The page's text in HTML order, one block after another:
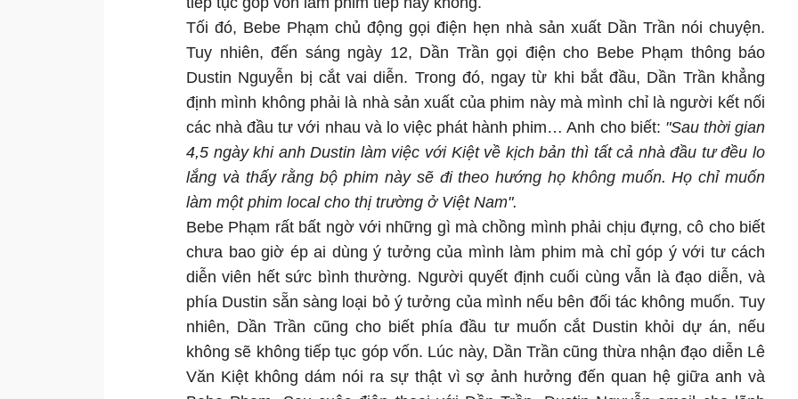
Tối đó, Bebe Phạm chủ động gọi điện hẹn nhà sản xuất Dần Trần nói chuyện.
Tuy nhiên, đến sáng ngày 12, Dần Trần gọi điện cho Bebe Phạm thông báo
Dustin Nguyễn bị cắt vai diễn. Trong đó, ngay từ khi bắt đầu, Dần Trần khẳng
định mình không phải là nhà sản xuất của phim này mà mình chỉ là người kết nối
các nhà đầu tư với nhau và lo việc phát hành phim… Anh cho biết: "Sau thời gian
4,5 ngày khi anh Dustin làm việc với Kiệt về kịch bản thì tất cả nhà đầu tư đều lo
lắng và thấy rằng bộ phim này sẽ đi theo hướng họ không muốn. Họ chỉ muốn
làm một phim local cho thị trường ở Việt Nam".
Bebe Phạm rất bất ngờ với những gì mà chồng mình phải chịu đựng, cô cho biết
chưa bao giờ ép ai dùng ý tưởng của mình làm phim mà chỉ góp ý với tư cách
diễn viên hết sức bình thường. Người quyết định cuối cùng vẫn là đạo diễn, và
phía Dustin sẵn sàng loại bỏ ý tưởng của mình nếu bên đối tác không muốn. Tuy
nhiên, Dần Trần cũng cho biết phía đầu tư muốn cắt Dustin khỏi dự án, nếu
không sẽ không tiếp tục góp vốn. Lúc này, Dần Trần cũng thừa nhận đạo diễn Lê
Văn Kiệt không dám nói ra sự thật vì sợ ảnh hưởng đến quan hệ giữa anh và